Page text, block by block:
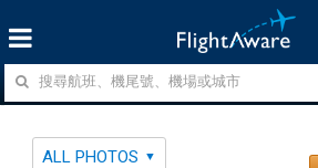
ALL PHOTOS